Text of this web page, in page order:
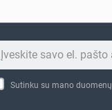
Sutinku su mano